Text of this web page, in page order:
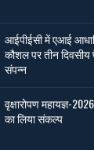
आईपीईसी में एआई
कौशल पर तीन
संपन्न
वृक्षारोपण महायज्ञ-
का लिया संकल्प